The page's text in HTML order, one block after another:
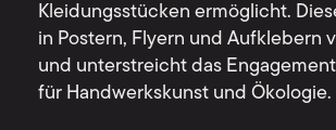
Kleidungsstücken ermöglicht.
in Postern, Flyern und Aufklebern
und unterstreicht das
für Handwerkskunst und Ökologie.